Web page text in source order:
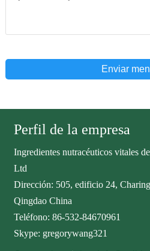
Enviar
Perfil de la empresa
Ingredientes nutracéuticos vitales
Ltd
Dirección: 505, edificio 24,
Qingdao China
Teléfono: 86-532-84670961
Skype: gregorywang321